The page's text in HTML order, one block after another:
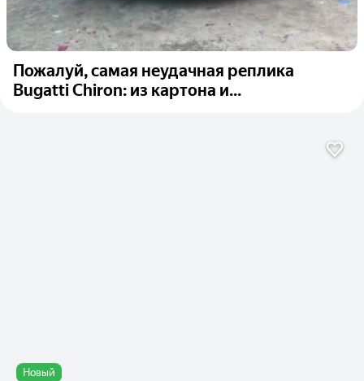
Пожалуй, самая неудачная реплика
Bugatti Chiron: из картона и...
Новый